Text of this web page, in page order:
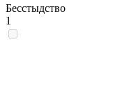
Бесстыдство
1